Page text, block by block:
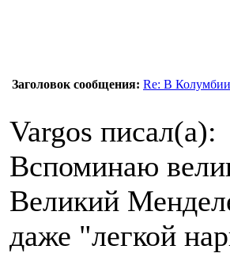
Заголовок сообщения: Re: В Колумбии
Vargos писал(а):
Вспоминаю
Великий
даже "легкой